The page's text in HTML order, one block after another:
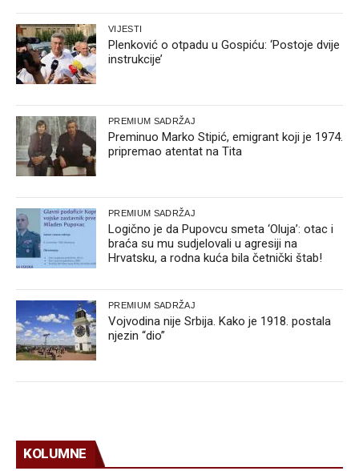
VIJESTI
Plenković o otpadu u Gospiću: ‘Postoje dvije
instrukcije’
PREMIUM SADRŽAJ
Preminuo Marko Stipić, emigrant koji je 1974.
pripremao atentat na Tita
PREMIUM SADRŽAJ
Logično je da Pupovcu smeta ‘Oluja’: otac i
braća su mu sudjelovali u agresiji na
Hrvatsku, a rodna kuća bila četnički štab!
PREMIUM SADRŽAJ
Vojvodina nije Srbija. Kako je 1918. postala
njezin “dio”
KOLUMNE